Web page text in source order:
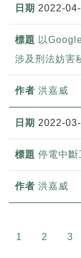
2022-
以
涉及刑法妨害
洪嘉威
2022-
停電中斷
洪嘉威
1 2 3